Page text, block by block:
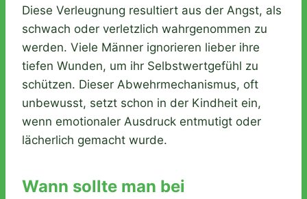
Diese Verleugnung resultiert aus der Angst, als
schwach oder verletzlich wahrgenommen zu
werden. Viele Männer ignorieren lieber ihre
tiefen Wunden, um ihr Selbstwertgefühl zu
schützen. Dieser Abwehrmechanismus, oft
unbewusst, setzt schon in der Kindheit ein,
wenn emotionaler Ausdruck entmutigt oder
lächerlich gemacht wurde.
Wann sollte man bei